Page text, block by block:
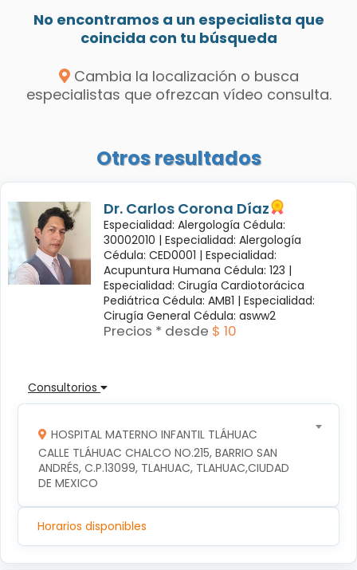
No encontramos a un especialista que
coincida con tu búsqueda
Cambia la localización o busca
especialistas que ofrezcan vídeo consulta.
Otros resultados
Dr. Carlos Corona Díaz
Especialidad: Alergología Cédula:
30002010 | Especialidad: Alergología
Cédula: CED0001 | Especialidad:
Acupuntura Humana Cédula: 123 |
Especialidad: Cirugía Cardiotorácica
Pediátrica Cédula: AMB1 | Especialidad:
Cirugía General Cédula: asww2
Precios * desde $ 10
Consultorios
HOSPITAL MATERNO INFANTIL TLÁHUAC
CALLE TLÁHUAC CHALCO NO.215, BARRIO SAN
ANDRÉS, C.P.13099, TLAHUAC, TLAHUAC,CIUDAD
DE MEXICO
Horarios disponibles